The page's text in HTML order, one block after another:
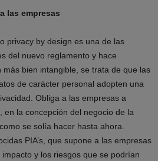
las empresas
privacy by design es una de las
del nuevo reglamento y hace
bien intangible, se trata de que las
de carácter personal adopten una
Obliga a las empresas a
en la concepción del negocio de la
se solía hacer hasta ahora.
PIA’s, que supone a las empresas
y los riesgos que se podrían